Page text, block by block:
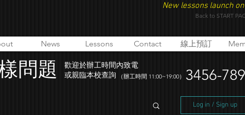
New lessons launch
Back to START
News Lessons Contact 線上預訂
問題
歡迎於辦工時間內致電
或親臨本校查詢
3456-
（辦工時間 11:00~19:00）
Log in / Sign up